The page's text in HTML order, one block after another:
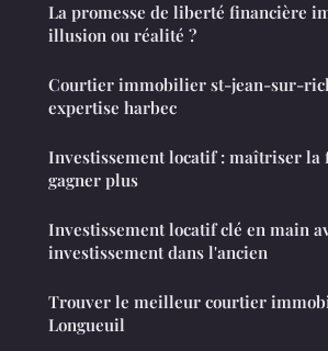
La promesse de liberté financière
illusion ou réalité ?
Courtier immobilier st-jean-sur-
expertise harbec
Investissement locatif : maîtriser la
gagner plus
Investissement locatif clé en main
investissement dans l'ancien
Trouver le meilleur courtier
Longueuil